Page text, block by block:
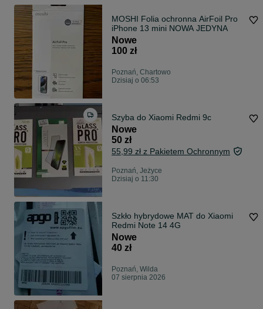
MOSHI Folia ochronna AirFoil Pro
iPhone 13 mini NOWA JEDYNA
Nowe
100 zł
Poznań, Chartowo
Dzisiaj o 06:53
Szyba do Xiaomi Redmi 9c
Nowe
50 zł
55,99 zł z Pakietem Ochronnym
Poznań, Jeżyce
Dzisiaj o 11:30
Szkło hybrydowe MAT do Xiaomi
Redmi Note 14 4G
Nowe
40 zł
Poznań, Wilda
07 sierpnia 2026